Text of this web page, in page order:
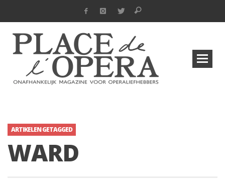
ARTIKELEN GETAGGED
WARD